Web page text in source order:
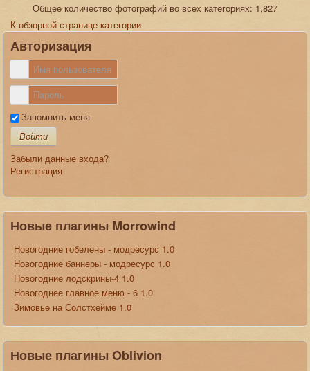
#1 РЕДМЕНЪ 07.04.2017 00:03
О! Вот как раз из этого скриншота я склеивал шапку сайта.
Обновить список комментариев
RSS лента комментариев этой записи
Общее количество фотографий во всех категориях: 1,827
К обзорной странице категории
Авторизация
Запомнить меня
Войти
Забыли данные входа?
Регистрация
Новые плагины Morrowind
Новогодние гобелены - модресурс 1.0
Новогодние баннеры - модресурс 1.0
Новогодние лодскрины-4 1.0
Новогоднее главное меню - 6 1.0
Зимовье на Солстхейме 1.0
Новые плагины Oblivion